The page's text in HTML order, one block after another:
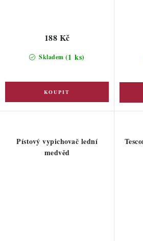
Skladem (1 ks)
188 Kč
Pístový vypichovač lední
medvěd